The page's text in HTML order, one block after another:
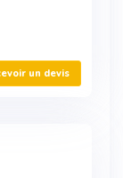
un devis